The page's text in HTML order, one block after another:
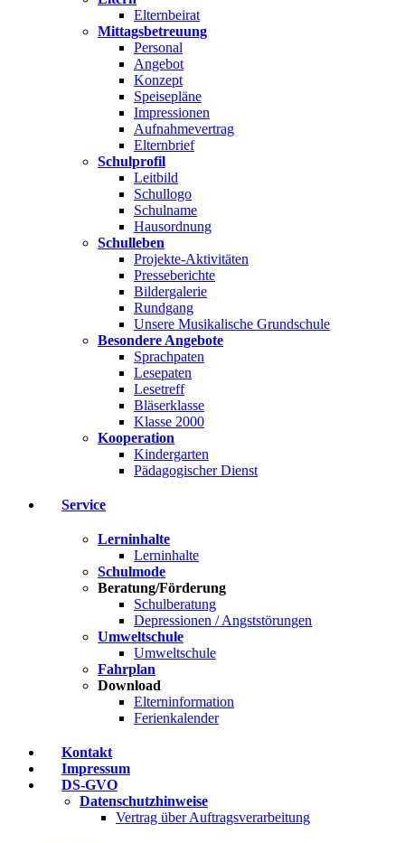
Elternbeirat
Mittagsbetreuung
Personal
Angebot
Konzept
Speisepläne
Impressionen
Aufnahmevertrag
Elternbrief
Schulprofil
Leitbild
Schullogo
Schulname
Hausordnung
Schulleben
Projekte-Aktivitäten
Presseberichte
Bildergalerie
Rundgang
Unsere Musikalische Grundschule
Besondere Angebote
Sprachpaten
Lesepaten
Lesetreff
Bläserklasse
Klasse 2000
Kooperation
Kindergarten
Pädagogischer Dienst
Service
Lerninhalte
Lerninhalte
Schulmode
Beratung/Förderung
Schulberatung
Depressionen / Angststörungen
Umweltschule
Umweltschule
Fahrplan
Download
Elterninformation
Ferienkalender
Kontakt
Impressum
DS-GVO
Datenschutzhinweise
Vertrag über Auftragsverarbeitung